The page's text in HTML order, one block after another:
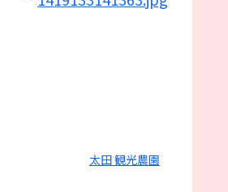
太田 観光農園